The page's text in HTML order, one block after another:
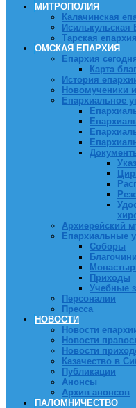
МИТРОПОЛИЯ
Калачинская
Исилькульская
Тарская епархия
ОМСКАЯ ЕПАРХИЯ
Епархия
Карта
История
Новомученики
Епархиальное
Архиерейский
Епархиальные
Соборы
Приходы
Учебные
Персоналии
Пресса
НОВОСТИ
Новости
Новости
Новости
Казачество в
Публикации
Анонсы
Архив анонсов
ПАЛОМНИЧЕСТВО